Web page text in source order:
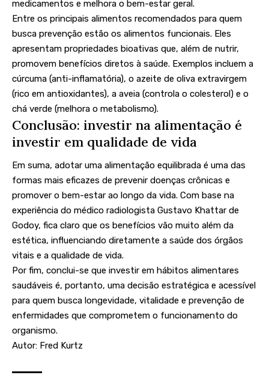
medicamentos e melhora o bem-estar geral.
Entre os principais alimentos recomendados para quem
busca prevenção estão os alimentos funcionais. Eles
apresentam propriedades bioativas que, além de nutrir,
promovem benefícios diretos à saúde. Exemplos incluem a
cúrcuma (anti-inflamatória), o azeite de oliva extravirgem
(rico em antioxidantes), a aveia (controla o colesterol) e o
chá verde (melhora o metabolismo).
Conclusão: investir na alimentação é
investir em qualidade de vida
Em suma, adotar uma alimentação equilibrada é uma das
formas mais eficazes de prevenir doenças crônicas e
promover o bem-estar ao longo da vida. Com base na
experiência do médico radiologista Gustavo Khattar de
Godoy, fica claro que os benefícios vão muito além da
estética, influenciando diretamente a saúde dos órgãos
vitais e a qualidade de vida.
Por fim, conclui-se que investir em hábitos alimentares
saudáveis é, portanto, uma decisão estratégica e acessível
para quem busca longevidade, vitalidade e prevenção de
enfermidades que comprometem o funcionamento do
organismo.
Autor: Fred Kurtz